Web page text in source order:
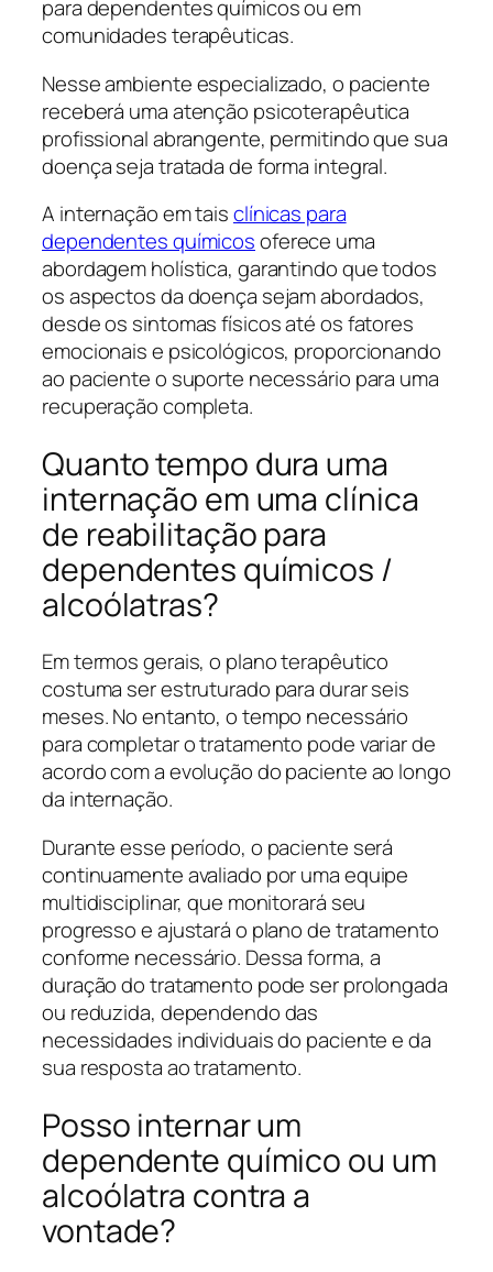
para dependentes químicos ou em
comunidades terapêuticas.
Nesse ambiente especializado, o paciente
receberá uma atenção psicoterapêutica
profissional abrangente, permitindo que sua
doença seja tratada de forma integral.
A internação em taisclínicas para
dependentes químicosoferece uma
abordagem holística, garantindo que todos
os aspectos da doença sejam abordados,
desde os sintomas físicos até os fatores
emocionais e psicológicos, proporcionando
ao paciente o suporte necessário para uma
recuperação completa.
Quanto tempo dura uma
internação em uma clínica
de reabilitação para
dependentes químicos /
alcoólatras?
Em termos gerais, o plano terapêutico
costuma ser estruturado para durar seis
meses. No entanto, o tempo necessário
para completar o tratamento pode variar de
acordo com a evolução do paciente ao longo
da internação.
Durante esse período, o paciente será
continuamente avaliado por uma equipe
multidisciplinar, que monitorará seu
progresso e ajustará o plano de tratamento
conforme necessário. Dessa forma, a
duração do tratamento pode ser prolongada
ou reduzida, dependendo das
necessidades individuais do paciente e da
sua resposta ao tratamento.
Posso internar um
dependente químico ou um
alcoólatra contra a
vontade?